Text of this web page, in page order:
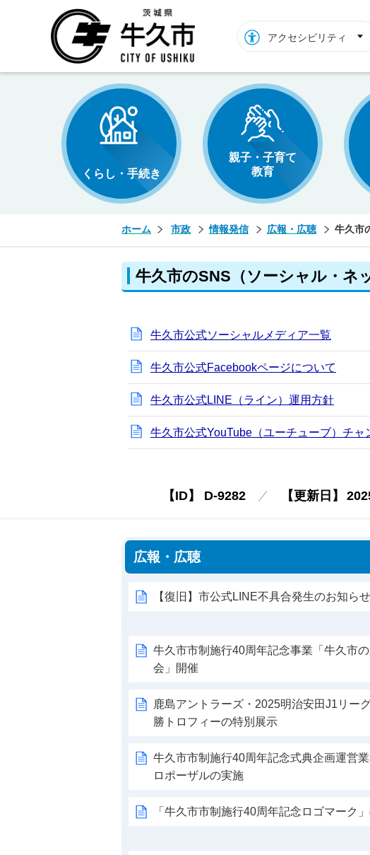
アクセシビリティ
くらし・手続き
親子・子育て
教育
ホーム 市政 情報発信 広報・広聴 牛久市
牛久市のSNS（ソーシャル・ネ
牛久市公式ソーシャルメディア一覧
牛久市公式Facebookページについて
牛久市公式LINE（ライン）運用方針
牛久市公式YouTube（ユーチューブ）チャ
【ID】 D-9282 【更新日】
広報・広聴
【復旧】市公式LINE不具合発生のお知らせ
牛久市市制施行40周年記念事業「牛久市
会」開催
鹿島アントラーズ・2025明治安田J1リー
勝トロフィーの特別展示
牛久市市制施行40周年記念式典企画運営
ロポーザルの実施
「牛久市市制施行40周年記念ロゴマーク